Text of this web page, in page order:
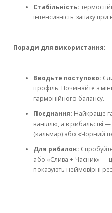
Стабільність:
інтенсивність запаху при
Поради для використання:
Вводьте поступово:
профіль. Починайте з
гармонійного балансу.
Поєднання: Найкраще
ваніллю, а в рибальстві
(кальмар) або «Чорний
Для рибалок:
або «Слива + Часник» —
показують неймовірні